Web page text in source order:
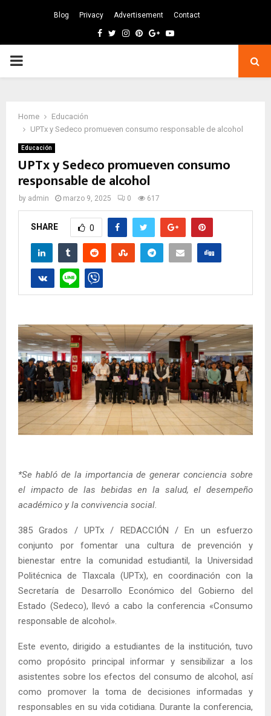
Blog Privacy Advertisement Contact
Facebook
TwitterInstagram
Pinterest
GoogleYoutube
PRIMARY
Home
Educación
UPTx y Sedeco promueven consumo responsable de alcohol
Educación
UPTx y Sedeco promueven consumo
responsable de alcohol
by admin marzo 9, 2025 0 617
SHARE 0
*Se habló de la importancia de generar conciencia sobre
el impacto de las bebidas en la salud, el desempeño
académico y la convivencia social.
385 Grados / UPTx / REDACCIÓN / En un esfuerzo
conjunto por fomentar una cultura de prevención y
bienestar entre la comunidad estudiantil, la Universidad
Politécnica de Tlaxcala (UPTx), en coordinación con la
Secretaría de Desarrollo Económico del Gobierno del
Estado (Sedeco), llevó a cabo la conferencia «Consumo
responsable de alcohol».
Este evento, dirigido a estudiantes de la institución, tuvo
como propósito principal informar y sensibilizar a los
asistentes sobre los efectos del consumo de alcohol, así
como promover la toma de decisiones informadas y
responsables en su vida cotidiana. Durante la conferencia,